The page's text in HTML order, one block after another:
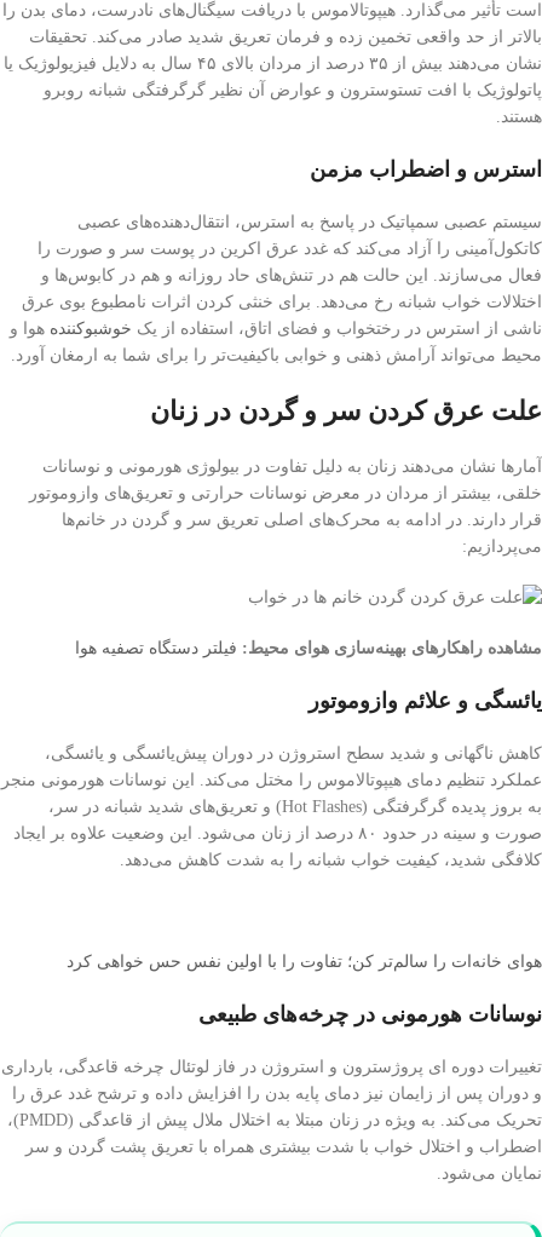
است تأثیر می‌گذارد. هیپوتالاموس با دریافت سیگنال‌های نادرست، دمای بدن را
بالاتر از حد واقعی تخمین زده و فرمان تعریق شدید صادر می‌کند. تحقیقات
نشان می‌دهند بیش از ۳۵ درصد از مردان بالای ۴۵ سال به دلایل فیزیولوژیک یا
پاتولوژیک با افت تستوسترون و عوارض آن نظیر گرگرفتگی شبانه روبرو
هستند.
استرس و اضطراب مزمن
سیستم عصبی سمپاتیک در پاسخ به استرس، انتقال‌دهنده‌های عصبی
کاتکول‌آمینی را آزاد می‌کند که غدد عرق اکرین در پوست سر و صورت را
فعال می‌سازند. این حالت هم در تنش‌های حاد روزانه و هم در کابوس‌ها و
اختلالات خواب شبانه رخ می‌دهد. برای خنثی کردن اثرات نامطبوع بوی عرق
ناشی از استرس در رختخواب و فضای اتاق، استفاده از یک خوشبوکننده هوا و
محیط می‌تواند آرامش ذهنی و خوابی باکیفیت‌تر را برای شما به ارمغان آورد.
علت عرق كردن سر و گردن در زنان
آمارها نشان می‌دهند زنان به دلیل تفاوت در بیولوژی هورمونی و نوسانات
خلقی، بیشتر از مردان در معرض نوسانات حرارتی و تعریق‌های وازوموتور
قرار دارند. در ادامه به محرک‌های اصلی تعریق سر و گردن در خانم‌ها
می‌پردازیم:
مشاهده راهکارهای بهینه‌سازی هوای محیط: فیلتر دستگاه تصفیه هوا
یائسگی و علائم وازوموتور
کاهش ناگهانی و شدید سطح استروژن در دوران پیش‌یائسگی و یائسگی،
عملکرد تنظیم دمای هیپوتالاموس را مختل می‌کند. این نوسانات هورمونی منجر
به بروز پدیده گرگرفتگی (Hot Flashes) و تعریق‌های شدید شبانه در سر،
صورت و سینه در حدود ۸۰ درصد از زنان می‌شود. این وضعیت علاوه بر ایجاد
کلافگی شدید، کیفیت خواب شبانه را به شدت کاهش می‌دهد.
هوای خانه‌ات را سالم‌تر کن؛ تفاوت را با اولین نفس حس خواهی کرد
نوسانات هورمونی در چرخه‌های طبیعی
تغییرات دوره ای پروژسترون و استروژن در فاز لوتئال چرخه قاعدگی، بارداری
و دوران پس از زایمان نیز دمای پایه بدن را افزایش داده و ترشح غدد عرق را
تحریک می‌کند. به ویژه در زنان مبتلا به اختلال ملال پیش از قاعدگی (PMDD)،
اضطراب و اختلال خواب با شدت بیشتری همراه با تعریق پشت گردن و سر
نمایان می‌شود.